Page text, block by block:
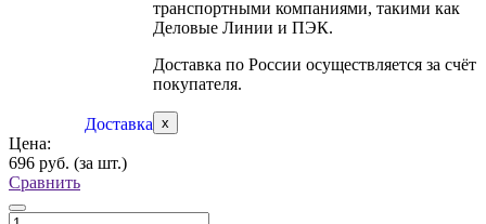
Доставка
транспортными компаниями, такими как
Деловые Линии и ПЭК.
Доставка по России осуществляется за счёт
покупателя.
x
Цена:
696 руб. (за шт.)
Сравнить